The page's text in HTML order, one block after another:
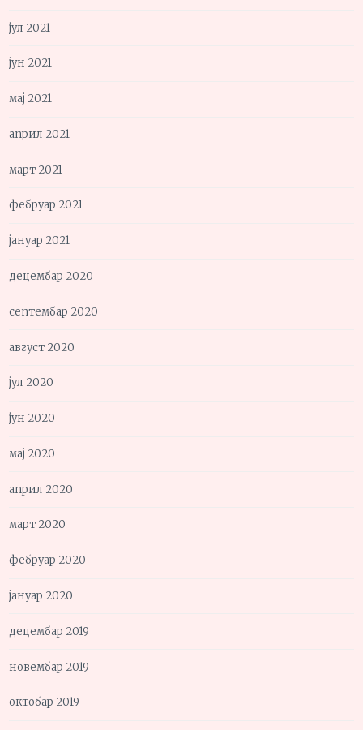
јул 2021
јун 2021
мај 2021
април 2021
март 2021
фебруар 2021
јануар 2021
децембар 2020
септембар 2020
август 2020
јул 2020
јун 2020
мај 2020
април 2020
март 2020
фебруар 2020
јануар 2020
децембар 2019
новембар 2019
октобар 2019